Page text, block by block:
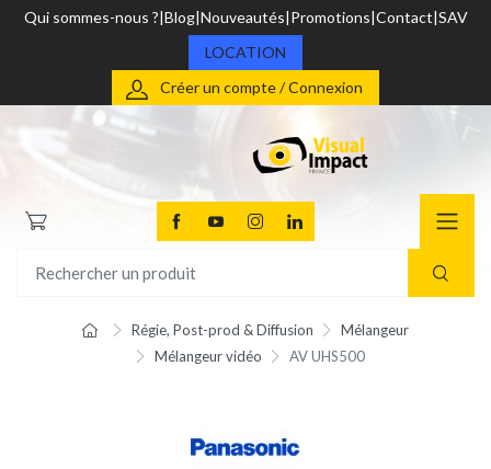
Qui sommes-nous ? Blog Nouveautés Promotions Contact SAV
LOCATION
Créer un compte / Connexion
Régie, Post-prod & Diffusion
Mélangeur
Mélangeur vidéo
AV UHS500